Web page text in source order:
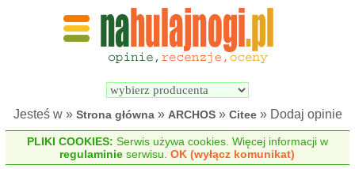
Wyszukiwarka
elektrycznych
Jesteś w » Strona główna» ARCHOS» Citee» Dodaj opinie
PLIKI COOKIES: Serwis używa cookies. Więcej informacji w
regulaminie serwisu.OK (wyłącz komunikat)